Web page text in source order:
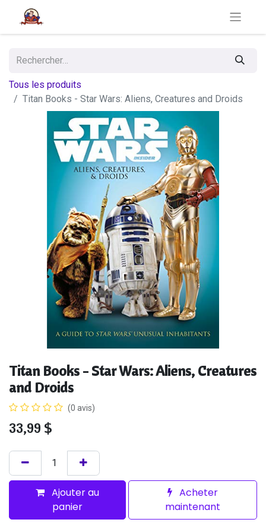
Tous les produits
Titan Books - Star Wars: Aliens, Creatures and Droids
Titan Books - Star Wars: Aliens, Creatures
and Droids
(0 avis)
33,99 $
Ajouter au
panier
Acheter
maintenant